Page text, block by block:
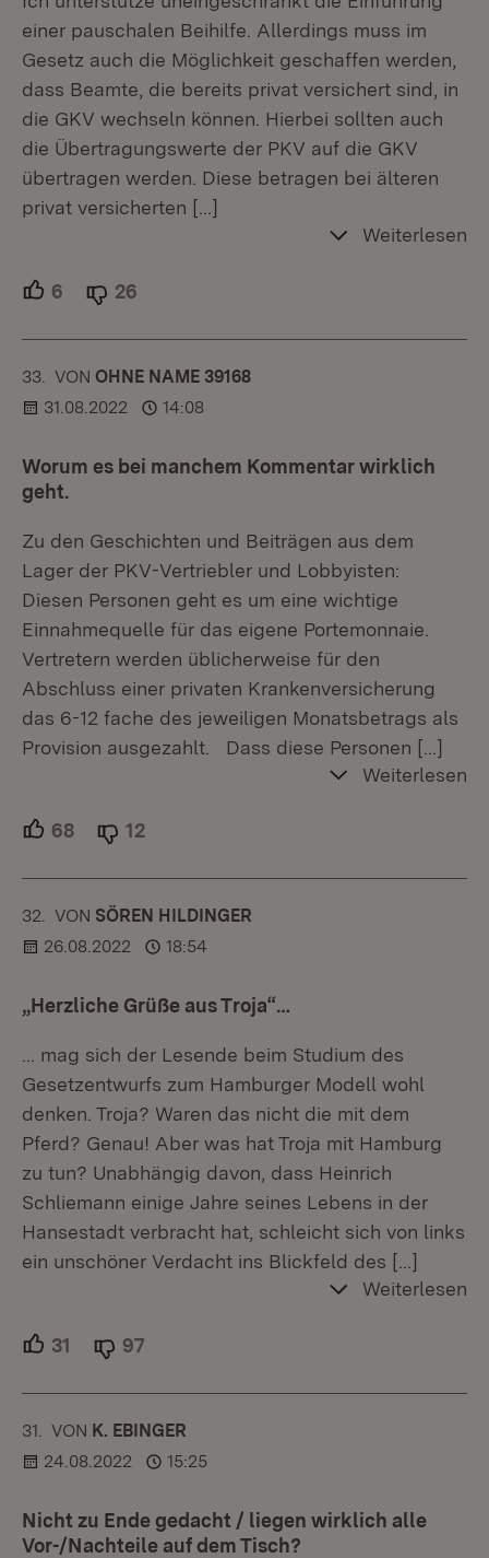
einer pauschalen Beihilfe. Allerdings muss im
Gesetz auch die Möglichkeit geschaffen werden,
dass Beamte, die bereits privat versichert sind, in
die GKV wechseln können. Hierbei sollten auch
die Übertragungswerte der PKV auf die GKV
übertragen werden. Diese betragen bei älteren
privat versicherten […]
Weiterlesen
6 Unterstützer.
26
33. KOMMENTAR
VON :OHNE NAME 39168
31.08.2022
14:08
Worum es bei manchem Kommentar wirklich
geht.
Zu den Geschichten und Beiträgen aus dem
Lager der PKV-Vertriebler und Lobbyisten:
Diesen Personen geht es um eine wichtige
Einnahmequelle für das eigene Portemonnaie.
Vertretern werden üblicherweise für den
Abschluss einer privaten Krankenversicherung
das 6-12 fache des jeweiligen Monatsbetrags als
Provision ausgezahlt. Dass diese Personen […]
Weiterlesen
68 Unterstützer.
12
32. KOMMENTAR
VON :SÖREN HILDINGER
26.08.2022
18:54
„Herzliche Grüße aus Troja“…
… mag sich der Lesende beim Studium des
Gesetzentwurfs zum Hamburger Modell wohl
denken. Troja? Waren das nicht die mit dem
Pferd? Genau! Aber was hat Troja mit Hamburg
zu tun? Unabhängig davon, dass Heinrich
Schliemann einige Jahre seines Lebens in der
Hansestadt verbracht hat, schleicht sich von links
ein unschöner Verdacht ins Blickfeld des […]
Weiterlesen
31 Unterstützer.
97
31. KOMMENTAR
VON :K. EBINGER
24.08.2022
15:25
Nicht zu Ende gedacht / liegen wirklich alle
Vor-/Nachteile auf dem Tisch?